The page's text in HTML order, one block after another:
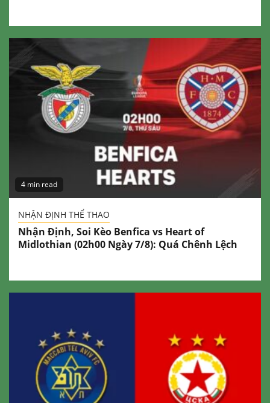
4 min read
NHẬN ĐỊNH THỂ THAO
Nhận Định, Soi Kèo Benfica vs Heart of
Midlothian (02h00 Ngày 7/8): Quá Chênh Lệch